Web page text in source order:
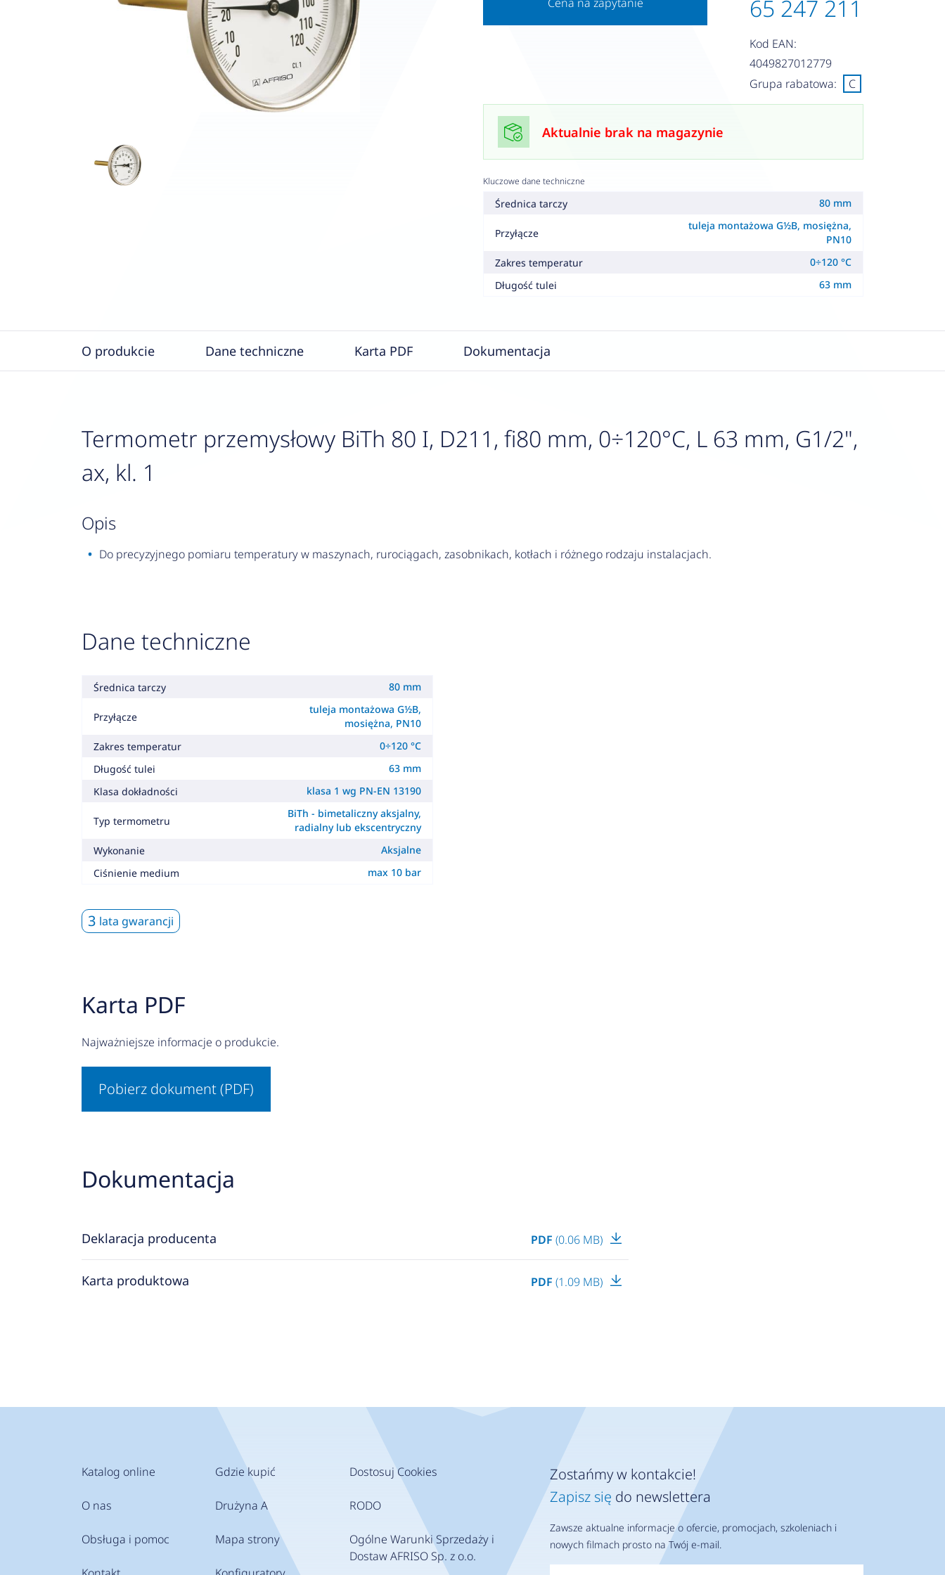
65 247 211
Kod EAN:
4049827012779
Grupa rabatowa:
C
Aktualnie brak na magazynie
Kluczowe dane techniczne
Średnica tarczy 80 mm
Przyłącze
tuleja montażowa G½B, mosiężna,
PN10
Zakres temperatur
0÷120 °C
Długość tulei
63 mm
O produkcie Dane techniczne Karta PDF Dokumentacja
Termometr przemysłowy BiTh 80 I, D211, fi80 mm, 0÷120°C, L 63 mm, G1/2",
ax, kl. 1
opis
Do precyzyjnego pomiaru temperatury w maszynach, rurociągach, zasobnikach, kotłach i różnego rodzaju instalacjach.
Dane techniczne
Średnica tarczy 80 mm
Przyłącze
tuleja montażowa G½B,
mosiężna, PN10
Zakres temperatur
0÷120 °C
Długość tulei
63 mm
Klasa dokładności
klasa 1 wg PN-EN 13190
Typ termometru
BiTh - bimetaliczny aksjalny,
radialny lub ekscentryczny
Wykonanie
Aksjalne
Ciśnienie medium
max 10 bar
3 lata gwarancji
Karta PDF
Najważniejsze informacje o produkcie.
Pobierz dokument (PDF)
Dokumentacja
Deklaracja producenta PDF (0.06 MB)
Karta produktowa PDF (1.09 MB)
Katalog online
O nas
Obsługa i pomoc
Gdzie kupić
Drużyna A
Mapa strony
Dostosuj Cookies
RODO
Ogólne Warunki Sprzedaży i
Dostaw AFRISO Sp. z o.o.
Zostańmy w kontakcie!
Zapisz się do newslettera
Zawsze aktualne informacje o ofercie, promocjach, szkoleniach i
nowych filmach prosto na Twój e-mail.